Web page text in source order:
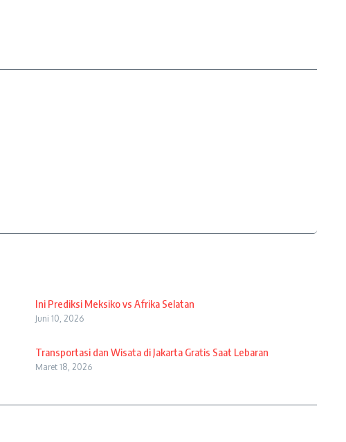
Ini Prediksi Meksiko vs Afrika Selatan
Juni 10, 2026
Transportasi dan Wisata di Jakarta Gratis Saat Lebaran
Maret 18, 2026